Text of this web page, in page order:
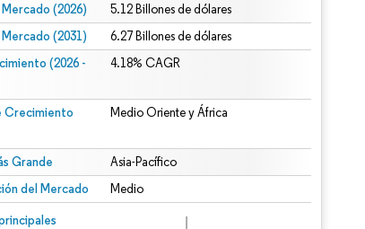
(2026) 5.12 Billones de dólares
(2031) 6.27 Billones de dólares
(2026 -
4.18% CAGR
Crecimiento
Medio Oriente y África
Grande Asia-Pacífico
del Mercado Medio
Intelligence. El uso requiere atribución según CC BY 4.0.
BY 4.0.